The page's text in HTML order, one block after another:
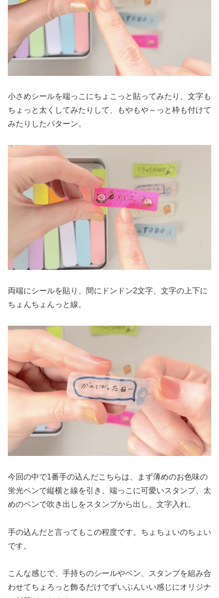
小さめシールを端っこにちょこっと貼ってみたり、文字も
ちょっと太くしてみたりして、もやもや～っと枠も付けて
みたりしたパターン。
両端にシールを貼り、間にドンドン2文字、文字の上下に
ちょんちょんっと線。
今回の中で1番手の込んだこちらは、まず薄めのお色味の
蛍光ペンで縦横と線を引き、端っこに可愛いスタンプ、太
めのペンで吹き出しをスタンプから出し、文字入れ。
手の込んだと言ってもこの程度です。ちょちょいのちょい
です。
こんな感じで、手持ちのシールやペン、スタンプを組み合
わせてちょろっと飾るだけでずいぶんいい感じにオリジナ